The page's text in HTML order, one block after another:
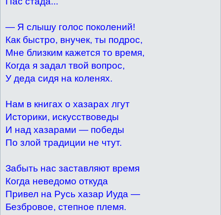
— Я слышу голос поколений!
Как быстро, внучек, ты подрос,
Мне близким кажется то время,
Когда я задал твой вопрос,
У деда сидя на коленях.
Нам в книгах о хазарах лгут
Историки, искусствоведы
И над хазарами — победы
По злой традиции не чтут.
Забыть нас заставляют время
Когда неведомо откуда
Привел на Русь хазар Иуда —
Безбровое, степное племя.